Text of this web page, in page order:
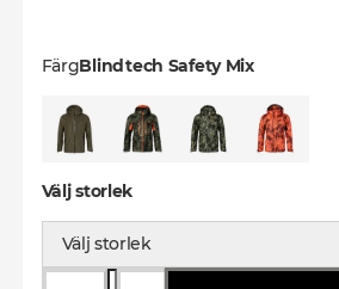
FärgBlindtech Safety Mix
Välj storlek
Välj storlek